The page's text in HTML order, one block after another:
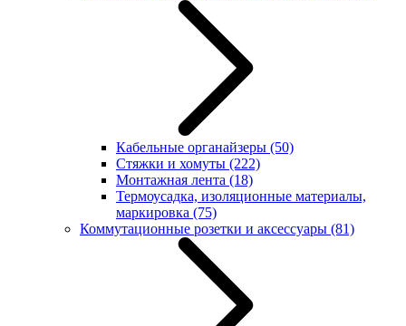
Кабельные органайзеры (50)
Стяжки и хомуты (222)
Монтажная лента (18)
Термоусадка, изоляционные материалы,
маркировка (75)
Коммутационные розетки и аксессуары (81)